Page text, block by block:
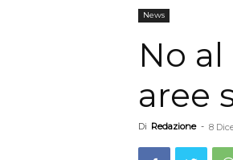
News
No
aree
Di Redazione - 8